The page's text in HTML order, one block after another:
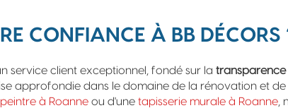
CONFIANCE À BB DÉCORS
service client exceptionnel, fondé sur la transparence
approfondie dans le domaine de la rénovation et
peintre à Roanne ou d'une tapisserie murale à Roanne